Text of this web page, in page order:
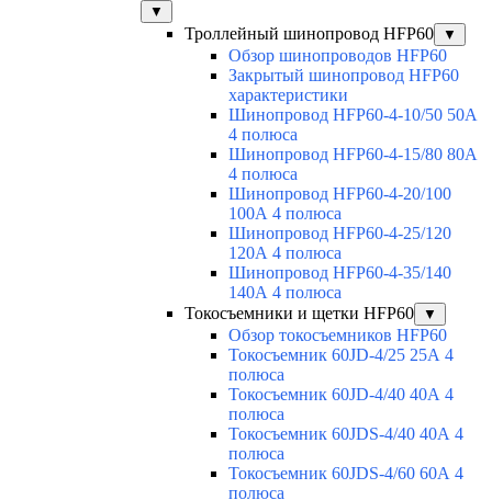
▼
Троллейный шинопровод HFP60 ▼
Обзор шинопроводов HFP60
Закрытый шинопровод HFP60
характеристики
Шинопровод HFP60-4-10/50 50А
4 полюса
Шинопровод HFP60-4-15/80 80А
4 полюса
Шинопровод HFP60-4-20/100
100А 4 полюса
Шинопровод HFP60-4-25/120
120А 4 полюса
Шинопровод HFP60-4-35/140
140А 4 полюса
Токосъемники и щетки HFP60
▼
Обзор токосъемников HFP60
Токосъемник 60JD-4/25 25А 4
полюса
Токосъемник 60JD-4/40 40А 4
полюса
Токосъемник 60JDS-4/40 40А 4
полюса
Токосъемник 60JDS-4/60 60А 4
полюса